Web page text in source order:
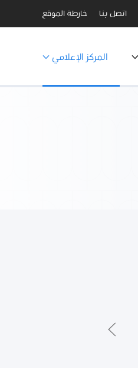
اتصل بنا خارطة الموقع
المركز الإعلامي